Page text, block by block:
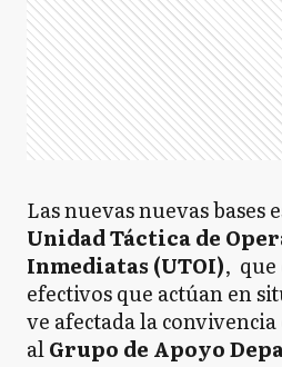
Las nuevas nuevas bases
Unidad Táctica de
Inmediatas (UTOI), que
efectivos que actúan en
ve afectada la
alGrupo de Apoyo